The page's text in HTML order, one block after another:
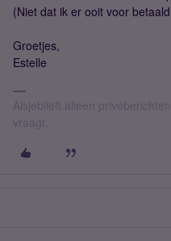
(Niet dat ik er ooit voor
Groetjes,
Estelle
Alsjeblieft alleen
vraagt.